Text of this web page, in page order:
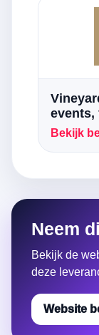
events,
Bekijk
Neem
Bekijk de
deze
Website